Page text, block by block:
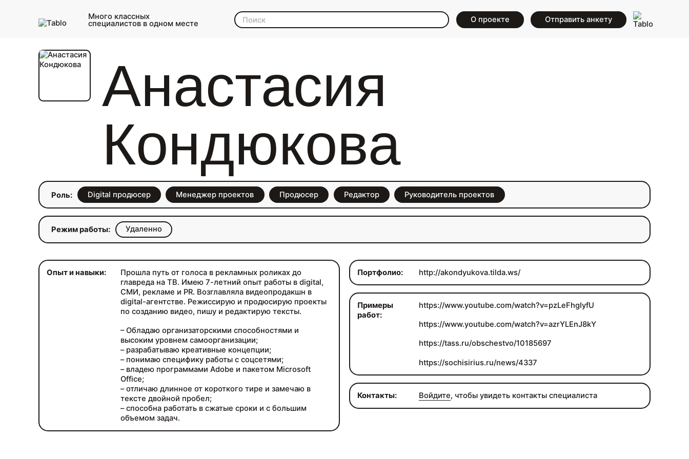
Много классных
специалистов в одном месте О проекте Отправить анкету
Анастасия
Кондюкова
Роль: Digital продюсер Менеджер проектов Продюсер Редактор Руководитель проектов
Режим работы: Удаленно
Опыт и навыки:
Прошла путь от голоса в рекламных роликах до
главреда на ТВ. Имею 7-летний опыт работы в digital,
СМИ, рекламе и PR. Возглавляла видеопродакшн в
digital-агентстве. Режиссирую и продюсирую проекты
по созданию видео, пишу и редактирую тексты.
– Обладаю организаторскими способностями и
высоким уровнем самоорганизации;
– разрабатываю креативные концепции;
– понимаю специфику работы с соцсетями;
– владею программами Adobe и пакетом Microsoft
Office;
– отличаю длинное от короткого тире и замечаю в
тексте двойной пробел;
– способна работать в сжатые сроки и с большим
объемом задач.
Портфолио: http://akondyukova.tilda.ws/
Примеры
работ:
https://www.youtube.com/watch?v=pzLeFhgIyfU
https://www.youtube.com/watch?v=azrYLEnJ8kY
https://tass.ru/obschestvo/10185697
https://sochisirius.ru/news/4337
Контакты: Войдите, чтобы увидеть контакты специалиста